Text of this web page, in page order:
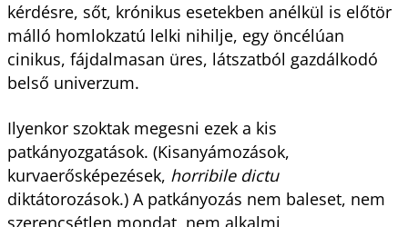
kérdésre, sőt, krónikus esetekben anélkül is előtör
málló homlokzatú lelki nihilje, egy öncélúan
cinikus, fájdalmasan üres, látszatból gazdálkodó
belső univerzum.
Ilyenkor szoktak megesni ezek a kis
patkányozgatások. (Kisanyámozások,
kurvaerősképezések, horribile dictu
diktátorozások.) A patkányozás nem baleset, nem
szerencsétlen mondat, nem alkalmi